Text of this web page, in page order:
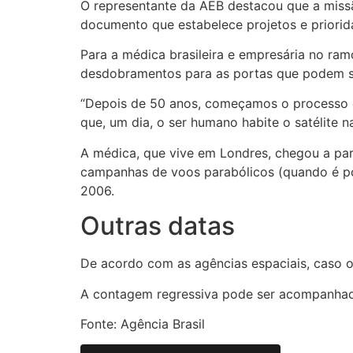
O representante da AEB destacou que a
documento que estabelece projetos e
Para a médica brasileira e empresária no
desdobramentos para as portas que podem
“Depois de 50 anos, começamos o
que, um dia, o ser humano habite o satélite
A médica, que vive em Londres, chegou a
campanhas de voos parabólicos (quando é
2006.
Outras datas
De acordo com as agências espaciais, caso
A contagem regressiva pode ser
Fonte: Agência Brasil